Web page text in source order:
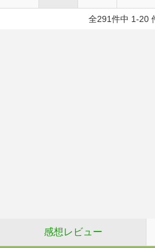
全291件中 1-20
感想レビュー